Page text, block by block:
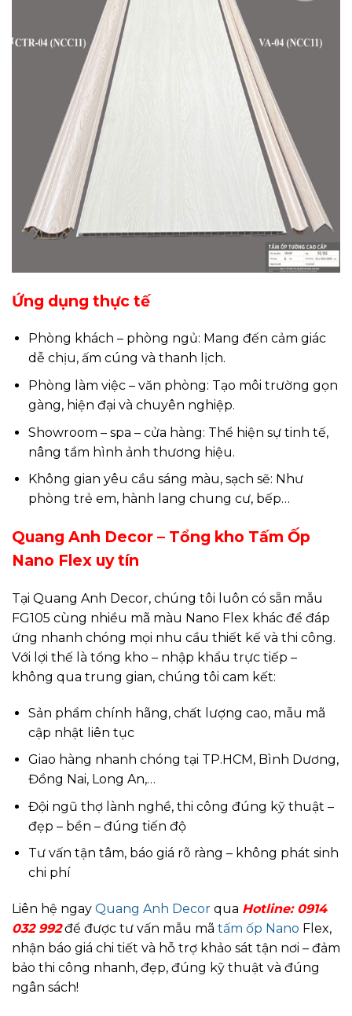
Ứng dụng thực tế
Phòng khách – phòng ngủ: Mang đến cảm giác
dễ chịu, ấm cúng và thanh lịch.
Phòng làm việc – văn phòng: Tạo môi trường gọn
gàng, hiện đại và chuyên nghiệp.
Showroom – spa – cửa hàng: Thể hiện sự tinh tế,
nâng tầm hình ảnh thương hiệu.
Không gian yêu cầu sáng màu, sạch sẽ: Như
phòng trẻ em, hành lang chung cư, bếp…
Quang Anh Decor – Tổng kho Tấm Ốp
Nano Flex uy tín
Tại Quang Anh Decor, chúng tôi luôn có sẵn mẫu
FG105 cùng nhiều mã màu Nano Flex khác để đáp
ứng nhanh chóng mọi nhu cầu thiết kế và thi công.
Với lợi thế là tổng kho – nhập khẩu trực tiếp –
không qua trung gian, chúng tôi cam kết:
Sản phẩm chính hãng, chất lượng cao, mẫu mã
cập nhật liên tục
Giao hàng nhanh chóng tại TP.HCM, Bình Dương,
Đồng Nai, Long An,…
Đội ngũ thợ lành nghề, thi công đúng kỹ thuật –
đẹp – bền – đúng tiến độ
Tư vấn tận tâm, báo giá rõ ràng – không phát sinh
chi phí
Liên hệ ngay Quang Anh Decor qua Hotline: 0914
032 992để được tư vấn mẫu mã tấm ốp Nano Flex,
nhận báo giá chi tiết và hỗ trợ khảo sát tận nơi – đảm
bảo thi công nhanh, đẹp, đúng kỹ thuật và đúng
ngân sách!